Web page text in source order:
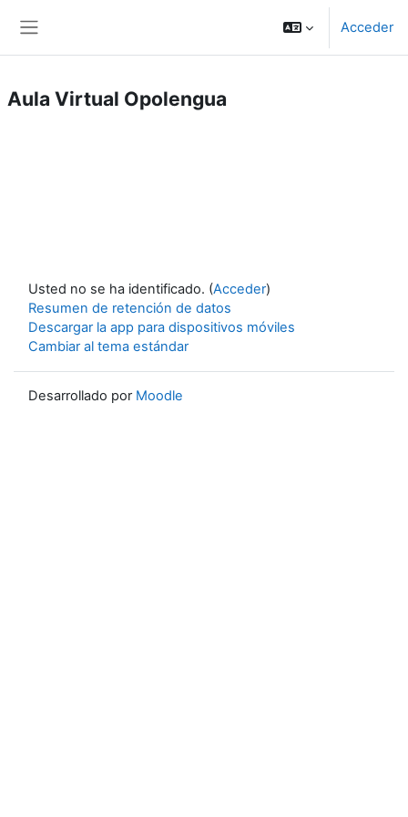
Acceder
Aula Virtual Opolengua
Usted no se ha identificado. (Acceder)
Resumen de retención de datos
Descargar la app para dispositivos móviles
Cambiar al tema estándar
Desarrollado por Moodle